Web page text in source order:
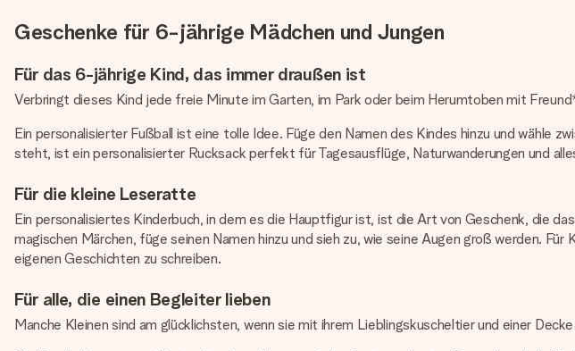
Geschenke für 6-jährige Mädchen und Jungen
Für das 6-jährige Kind, das immer draußen ist
Verbringt dieses Kind jede freie Minute im Garten, im Park oder beim Herumtoben mit
Ein personalisierter Fußball ist eine tolle Idee. Füge den Namen des Kindes hinzu und wähle
steht, ist ein personalisierter Rucksack perfekt für Tagesausflüge, Naturwanderungen und
Für die kleine Leseratte
Ein personalisiertes Kinderbuch, in dem es die Hauptfigur ist, ist die Art von Geschenk, die
magischen Märchen, füge seinen Namen hinzu und sieh zu, wie seine Augen groß werden.
eigenen Geschichten zu schreiben.
Für alle, die einen Begleiter lieben
Manche Kleinen sind am glücklichsten, wenn sie mit ihrem Lieblingskuscheltier und einer